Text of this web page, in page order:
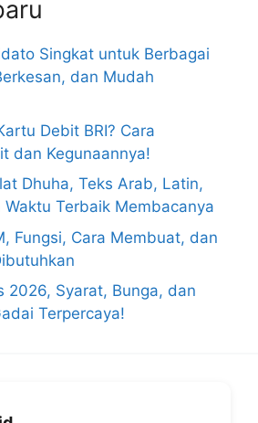
Singkat untuk Berbagai
dan Mudah
Debit BRI? Cara
dan Kegunaannya!
Dhuha, Teks Arab, Latin,
Terbaik Membacanya
Fungsi, Cara Membuat, dan
2026, Syarat, Bunga, dan
Terpercaya!